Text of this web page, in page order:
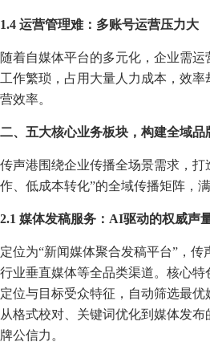
1.4 运营管理难：多账号运营压力大
随着自媒体平台的多元化，企业需
工作繁琐，占用大量人力成本，效
营效率。
二、五大核心业务板块，构建全域品
传声港围绕企业传播全场景需求，
作、低成本转化”的全域传播矩阵，
2.1 媒体发稿服务：AI驱动的权威声
定位为“新闻媒体聚合发稿平台”，
行业垂直媒体等全品类渠道。核心
定位与目标受众特征，自动筛选最
从格式校对、关键词优化到媒体发
牌公信力。